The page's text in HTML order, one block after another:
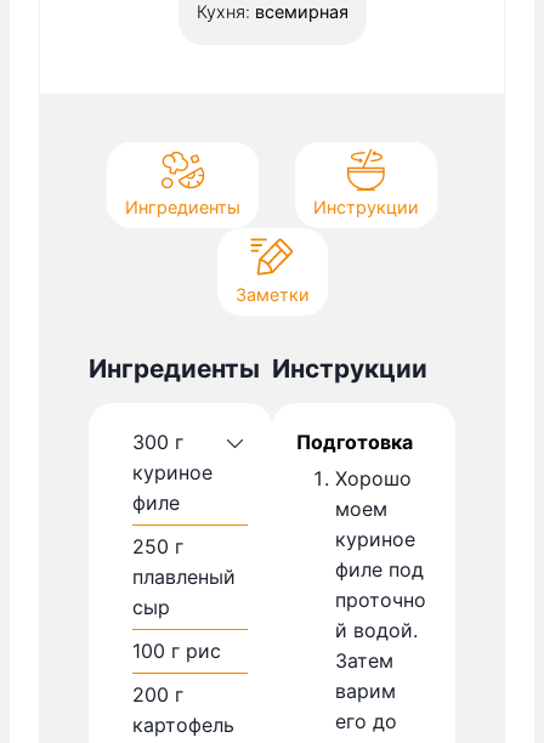
Кухня: всемирная
Ингредиенты Инструкции
Заметки
Ингредиенты
300 г
куриное
филе
250 г
плавленый
сыр
100 г рис
200 г
картофель
Инструкции
Подготовка
Хорошо
моем
куриное
филе под
проточно
й водой.
Затем
варим
его до